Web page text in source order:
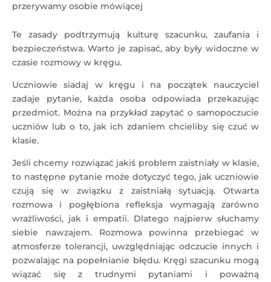
przerywamy osobie mówiącej
Te zasady podtrzymują kulturę szacunku, zaufania i
bezpieczeństwa. Warto je zapisać, aby były widoczne w
czasie rozmowy w kręgu.
Uczniowie siadaj w kręgu i na początek nauczyciel
zadaje pytanie, każda osoba odpowiada przekazując
przedmiot. Można na przykład zapytać o samopoczucie
uczniów lub o to, jak ich zdaniem chcieliby się czuć w
klasie.
Jeśli chcemy rozwiązać jakiś problem zaistniały w klasie,
to następne pytanie może dotyczyć tego, jak uczniowie
czują się w związku z zaistniałą sytuacją. Otwarta
rozmowa i pogłębiona refleksja wymagają zarówno
wrażliwości, jak i empatii. Dlatego najpierw słuchamy
siebie nawzajem. Rozmowa powinna przebiegać w
atmosferze tolerancji, uwzględniając odczucie innych i
pozwalając na popełnianie błędu. Kręgi szacunku mogą
wiązać się z trudnymi pytaniami i poważną